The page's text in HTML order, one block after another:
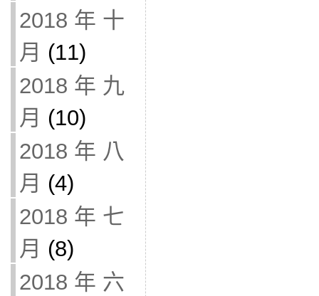
2018 年 十
月 (11)
2018 年 九
月 (10)
2018 年 八
月 (4)
2018 年 七
月 (8)
2018 年 六